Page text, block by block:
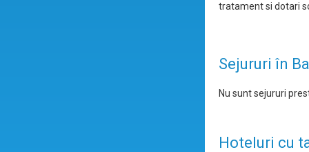
tratament si dotari
Sejururi în
Nu sunt sejururi
Hoteluri cu